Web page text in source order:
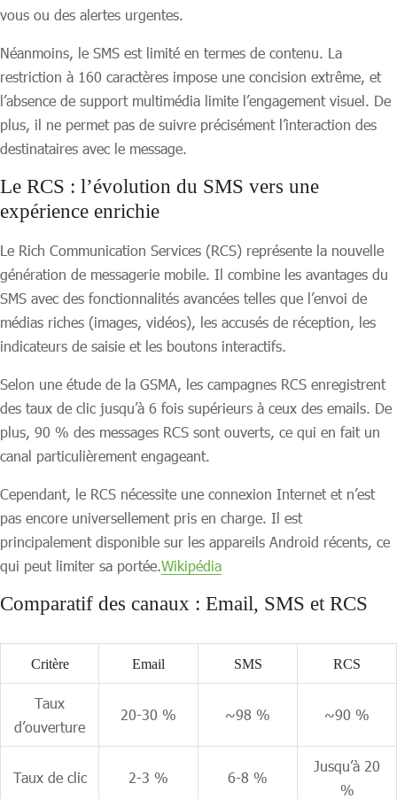
vous ou des alertes urgentes.
Néanmoins, le SMS est limité en termes de contenu. La
restriction à 160 caractères impose une concision extrême, et
l’absence de support multimédia limite l’engagement visuel. De
plus, il ne permet pas de suivre précisément l’interaction des
destinataires avec le message.
Le RCS : l’évolution du SMS vers une
expérience enrichie
Le Rich Communication Services (RCS) représente la nouvelle
génération de messagerie mobile. Il combine les avantages du
SMS avec des fonctionnalités avancées telles que l’envoi de
médias riches (images, vidéos), les accusés de réception, les
indicateurs de saisie et les boutons interactifs.
Selon une étude de la GSMA, les campagnes RCS enregistrent
des taux de clic jusqu’à 6 fois supérieurs à ceux des emails. De
plus, 90 % des messages RCS sont ouverts, ce qui en fait un
canal particulièrement engageant.
Cependant, le RCS nécessite une connexion Internet et n’est
pas encore universellement pris en charge. Il est
principalement disponible sur les appareils Android récents, ce
qui peut limiter sa portée. Wikipédia
Comparatif des canaux : Email, SMS et RCS
Critère Email SMS RCS
Taux
d’ouverture
20-30 % ~98 % ~90 %
Taux de clic 2-3 % 6-8 %
Jusqu’à 20
%